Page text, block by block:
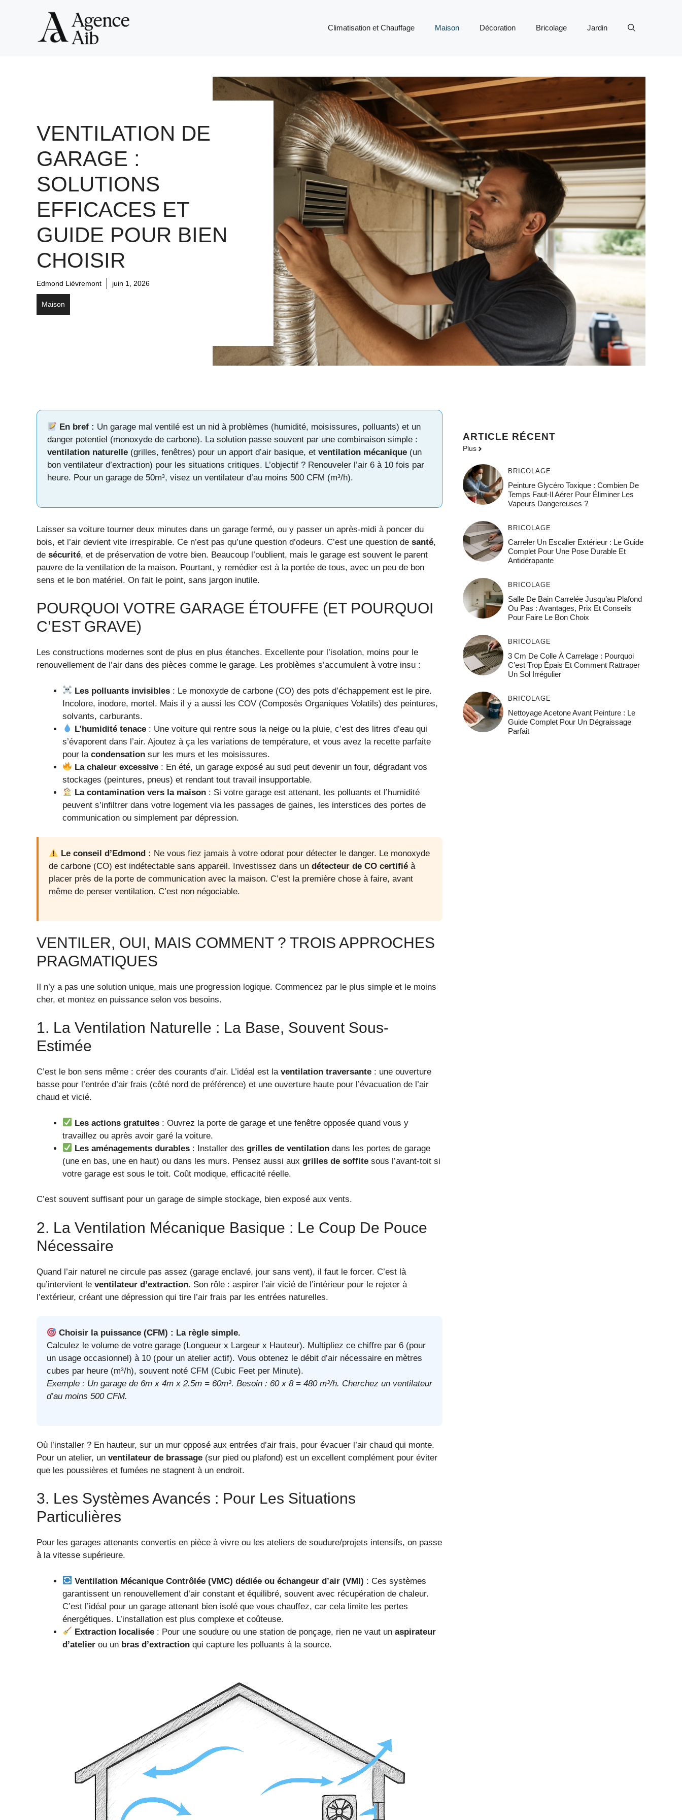
Climatisation et Chauffage Maison Décoration Bricolage Jardin
VENTILATION DE
GARAGE :
SOLUTIONS
EFFICACES ET
GUIDE POUR BIEN
CHOISIR
Edmond Lièvremont juin 1, 2026
Maison
En bref : Un garage mal ventilé est un nid à problèmes (humidité, moisissures, polluants) et un
danger potentiel (monoxyde de carbone). La solution passe souvent par une combinaison simple :
ventilation naturelle (grilles, fenêtres) pour un apport d’air basique, et ventilation mécanique (un
bon ventilateur d’extraction) pour les situations critiques. L’objectif ? Renouveler l’air 6 à 10 fois par
heure. Pour un garage de 50m³, visez un ventilateur d’au moins 500 CFM (m³/h).
Laisser sa voiture tourner deux minutes dans un garage fermé, ou y passer un après-midi à poncer du
bois, et l’air devient vite irrespirable. Ce n’est pas qu’une question d’odeurs. C’est une question de santé,
de sécurité, et de préservation de votre bien. Beaucoup l’oublient, mais le garage est souvent le parent
pauvre de la ventilation de la maison. Pourtant, y remédier est à la portée de tous, avec un peu de bon
sens et le bon matériel. On fait le point, sans jargon inutile.
POURQUOI VOTRE GARAGE ÉTOUFFE (ET POURQUOI
C’EST GRAVE)
Les constructions modernes sont de plus en plus étanches. Excellente pour l’isolation, moins pour le
renouvellement de l’air dans des pièces comme le garage. Les problèmes s’accumulent à votre insu :
Les polluants invisibles : Le monoxyde de carbone (CO) des pots d’échappement est le pire.
Incolore, inodore, mortel. Mais il y a aussi les COV (Composés Organiques Volatils) des peintures,
solvants, carburants.
L’humidité tenace : Une voiture qui rentre sous la neige ou la pluie, c’est des litres d’eau qui
s’évaporent dans l’air. Ajoutez à ça les variations de température, et vous avez la recette parfaite
pour la condensation sur les murs et les moisissures.
La chaleur excessive : En été, un garage exposé au sud peut devenir un four, dégradant vos
stockages (peintures, pneus) et rendant tout travail insupportable.
La contamination vers la maison : Si votre garage est attenant, les polluants et l’humidité
peuvent s’infiltrer dans votre logement via les passages de gaines, les interstices des portes de
communication ou simplement par dépression.
Le conseil d’Edmond : Ne vous fiez jamais à votre odorat pour détecter le danger. Le monoxyde
de carbone (CO) est indétectable sans appareil. Investissez dans un détecteur de CO certifié à
placer près de la porte de communication avec la maison. C’est la première chose à faire, avant
même de penser ventilation. C’est non négociable.
VENTILER, OUI, MAIS COMMENT ? TROIS APPROCHES
PRAGMATIQUES
Il n’y a pas une solution unique, mais une progression logique. Commencez par le plus simple et le moins
cher, et montez en puissance selon vos besoins.
1. La Ventilation Naturelle : La Base, Souvent Sous-
Estimée
C’est le bon sens même : créer des courants d’air. L’idéal est la ventilation traversante : une ouverture
basse pour l’entrée d’air frais (côté nord de préférence) et une ouverture haute pour l’évacuation de l’air
chaud et vicié.
Les actions gratuites : Ouvrez la porte de garage et une fenêtre opposée quand vous y
travaillez ou après avoir garé la voiture.
Les aménagements durables : Installer desgrilles de ventilation dans les portes de garage
(une en bas, une en haut) ou dans les murs. Pensez aussi aux grilles de soffite sous l’avant-toit si
votre garage est sous le toit. Coût modique, efficacité réelle.
C’est souvent suffisant pour un garage de simple stockage, bien exposé aux vents.
2. La Ventilation Mécanique Basique : Le Coup De Pouce
Nécessaire
Quand l’air naturel ne circule pas assez (garage enclavé, jour sans vent), il faut le forcer. C’est là
qu’intervient le ventilateur d’extraction. Son rôle : aspirer l’air vicié de l’intérieur pour le rejeter à
l’extérieur, créant une dépression qui tire l’air frais par les entrées naturelles.
Choisir la puissance (CFM) : La règle simple.
Calculez le volume de votre garage (Longueur x Largeur x Hauteur). Multipliez ce chiffre par 6 (pour
un usage occasionnel) à 10 (pour un atelier actif). Vous obtenez le débit d’air nécessaire en mètres
cubes par heure (m³/h), souvent noté CFM (Cubic Feet per Minute).
Exemple : Un garage de 6m x 4m x 2.5m = 60m³. Besoin : 60 x 8 = 480 m³/h. Cherchez un ventilateur
d’au moins 500 CFM.
Où l’installer ? En hauteur, sur un mur opposé aux entrées d’air frais, pour évacuer l’air chaud qui monte.
Pour un atelier, un ventilateur de brassage (sur pied ou plafond) est un excellent complément pour éviter
que les poussières et fumées ne stagnent à un endroit.
3. Les Systèmes Avancés : Pour Les Situations
Particulières
Pour les garages attenants convertis en pièce à vivre ou les ateliers de soudure/projets intensifs, on passe
à la vitesse supérieure.
Ventilation Mécanique Contrôlée (VMC) dédiée ou échangeur d’air (VMI) : Ces systèmes
garantissent un renouvellement d’air constant et équilibré, souvent avec récupération de chaleur.
C’est l’idéal pour un garage attenant bien isolé que vous chauffez, car cela limite les pertes
énergétiques. L’installation est plus complexe et coûteuse.
Extraction localisée : Pour une soudure ou une station de ponçage, rien ne vaut unaspirateur
d’atelier ou un bras d’extraction qui capture les polluants à la source.
ARTICLE RÉCENT
Plus
BRICOLAGE
Peinture Glycéro Toxique : Combien De
Temps Faut-Il Aérer Pour Éliminer Les
Vapeurs Dangereuses ?
BRICOLAGE
Carreler Un Escalier Extérieur : Le Guide
Complet Pour Une Pose Durable Et
Antidérapante
BRICOLAGE
Salle De Bain Carrelée Jusqu’au Plafond
Ou Pas : Avantages, Prix Et Conseils
Pour Faire Le Bon Choix
BRICOLAGE
3 Cm De Colle À Carrelage : Pourquoi
C’est Trop Épais Et Comment Rattraper
Un Sol Irrégulier
BRICOLAGE
Nettoyage Acetone Avant Peinture : Le
Guide Complet Pour Un Dégraissage
Parfait